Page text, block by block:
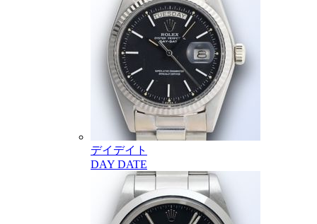
デイデイト
DAY DATE